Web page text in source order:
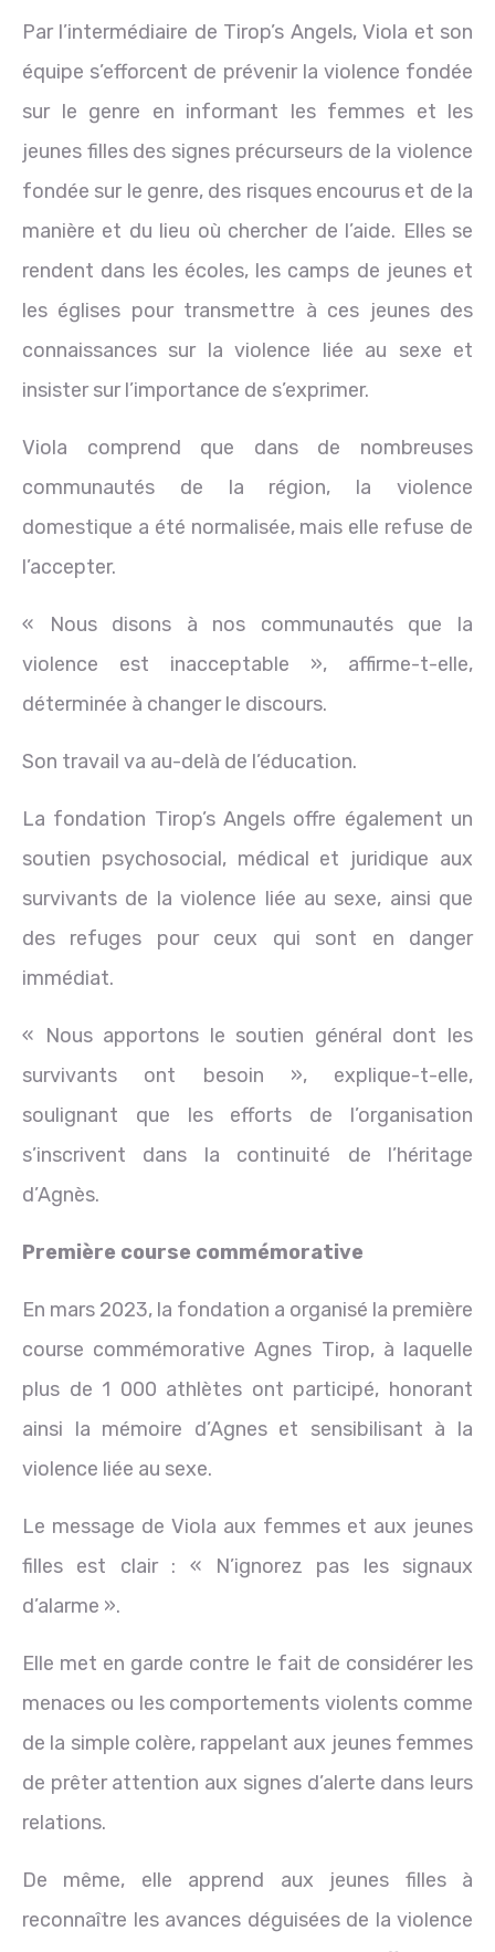
Par l’intermédiaire de Tirop’s Angels, Viola et son
équipe s’efforcent de prévenir la violence fondée
sur le genre en informant les femmes et les
jeunes filles des signes précurseurs de la violence
fondée sur le genre, des risques encourus et de la
manière et du lieu où chercher de l’aide. Elles se
rendent dans les écoles, les camps de jeunes et
les églises pour transmettre à ces jeunes des
connaissances sur la violence liée au sexe et
insister sur l’importance de s’exprimer.
Viola comprend que dans de nombreuses
communautés de la région, la violence
domestique a été normalisée, mais elle refuse de
l’accepter.
« Nous disons à nos communautés que la
violence est inacceptable », affirme-t-elle,
déterminée à changer le discours.
Son travail va au-delà de l’éducation.
La fondation Tirop’s Angels offre également un
soutien psychosocial, médical et juridique aux
survivants de la violence liée au sexe, ainsi que
des refuges pour ceux qui sont en danger
immédiat.
« Nous apportons le soutien général dont les
survivants ont besoin », explique-t-elle,
soulignant que les efforts de l’organisation
s’inscrivent dans la continuité de l’héritage
d’Agnès.
Première course commémorative
En mars 2023, la fondation a organisé la première
course commémorative Agnes Tirop, à laquelle
plus de 1 000 athlètes ont participé, honorant
ainsi la mémoire d’Agnes et sensibilisant à la
violence liée au sexe.
Le message de Viola aux femmes et aux jeunes
filles est clair : « N’ignorez pas les signaux
d’alarme ».
Elle met en garde contre le fait de considérer les
menaces ou les comportements violents comme
de la simple colère, rappelant aux jeunes femmes
de prêter attention aux signes d’alerte dans leurs
relations.
De même, elle apprend aux jeunes filles à
reconnaître les avances déguisées de la violence